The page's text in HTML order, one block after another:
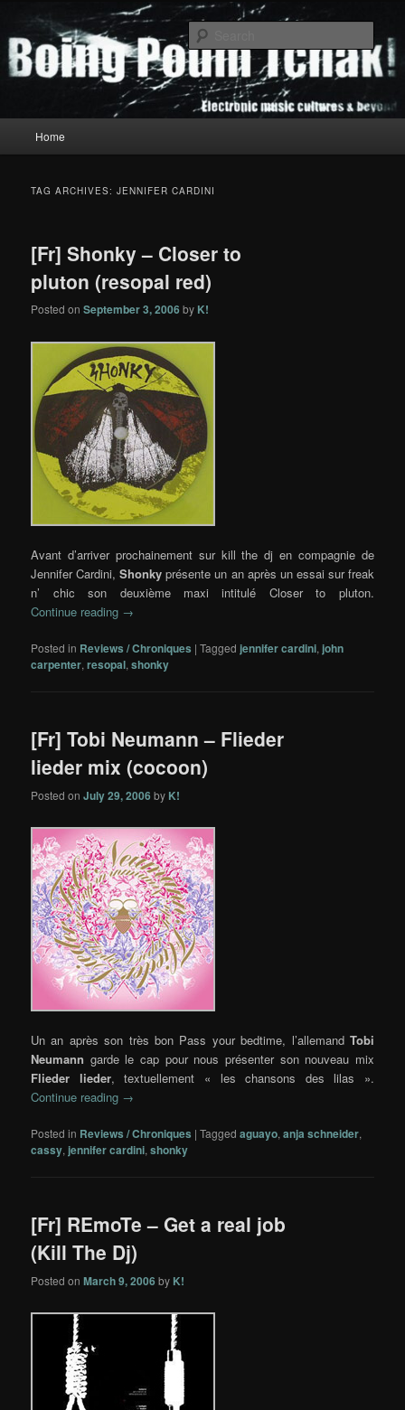
primary
content
secondary
contentBoing Poum Tchak!
Home
TAG ARCHIVES:JENNIFER CARDINI
[Fr] Shonky – Closer to
pluton (resopal red)
Posted onSeptember 3, 2006 by K!
Avant d’arriver prochainement sur kill the dj en compagnie de
Jennifer Cardini,Shonkyprésente un an après un essai sur freak
n’ chic son deuxième maxi intitulé Closer to pluton.
Continue reading →
Posted in Reviews / Chroniques |Tagged jennifer cardini, john
carpenter,resopal,shonky
[Fr] Tobi Neumann – Flieder
lieder mix (cocoon)
Posted onJuly 29, 2006 by K!
Un an après son très bon Pass your bedtime, l’allemand Tobi
Neumann garde le cap pour nous présenter son nouveau mix
Flieder lieder, textuellement « les chansons des lilas ».
Continue reading →
Posted in Reviews / Chroniques |Tagged aguayo,anja schneider,
cassy, jennifer cardini,shonky
[Fr] REmoTe – Get a real job
(Kill The Dj)
Posted onMarch 9, 2006 by K!